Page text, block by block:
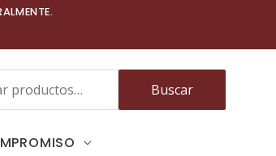
Buscar